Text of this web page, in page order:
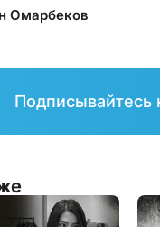
Омарбеков
Подписывайтесь